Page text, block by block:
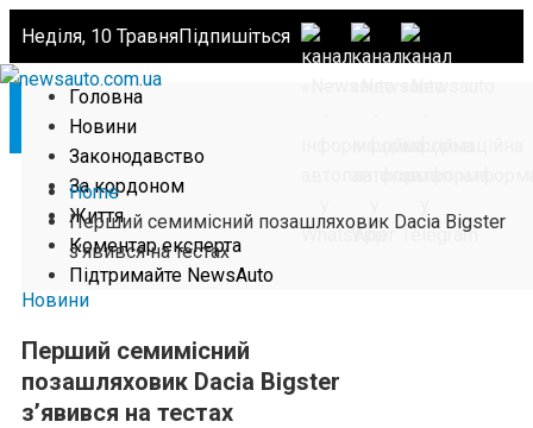
Неділя, 10 ТравняПідпишіться
Головна
Новини
Законодавство
За кордоном
Життя
Коментар експерта
Підтримайте NewsAuto
Home
Перший семимісний позашляховик Dacia Bigster
з’явився на тестах
Новини
Перший семимісний
позашляховик Dacia Bigster
з’явився на тестах